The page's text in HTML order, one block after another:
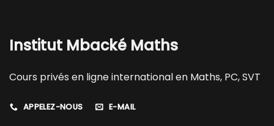
Institut Mbacké Maths
Cours privés en ligne international en Maths, PC, SVT
APPELEZ-NOUS E-MAIL